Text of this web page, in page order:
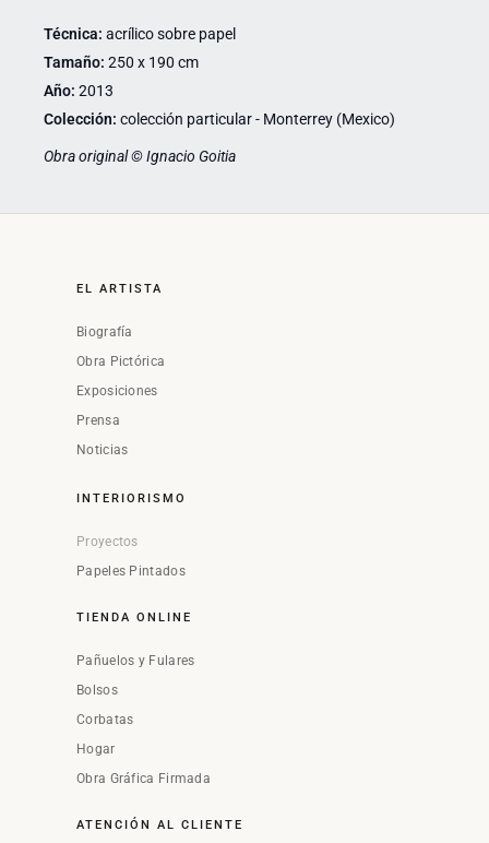
Técnica: acrílico sobre papel
Tamaño: 250 x 190 cm
Año: 2013
Colección: colección particular - Monterrey (Mexico)
Obra original © Ignacio Goitia
EL ARTISTA
Biografía
Obra Pictórica
Exposiciones
Prensa
Noticias
INTERIORISMO
Proyectos
Papeles Pintados
TIENDA ONLINE
Pañuelos y Fulares
Bolsos
Corbatas
Hogar
Obra Gráfica Firmada
ATENCIÓN AL CLIENTE